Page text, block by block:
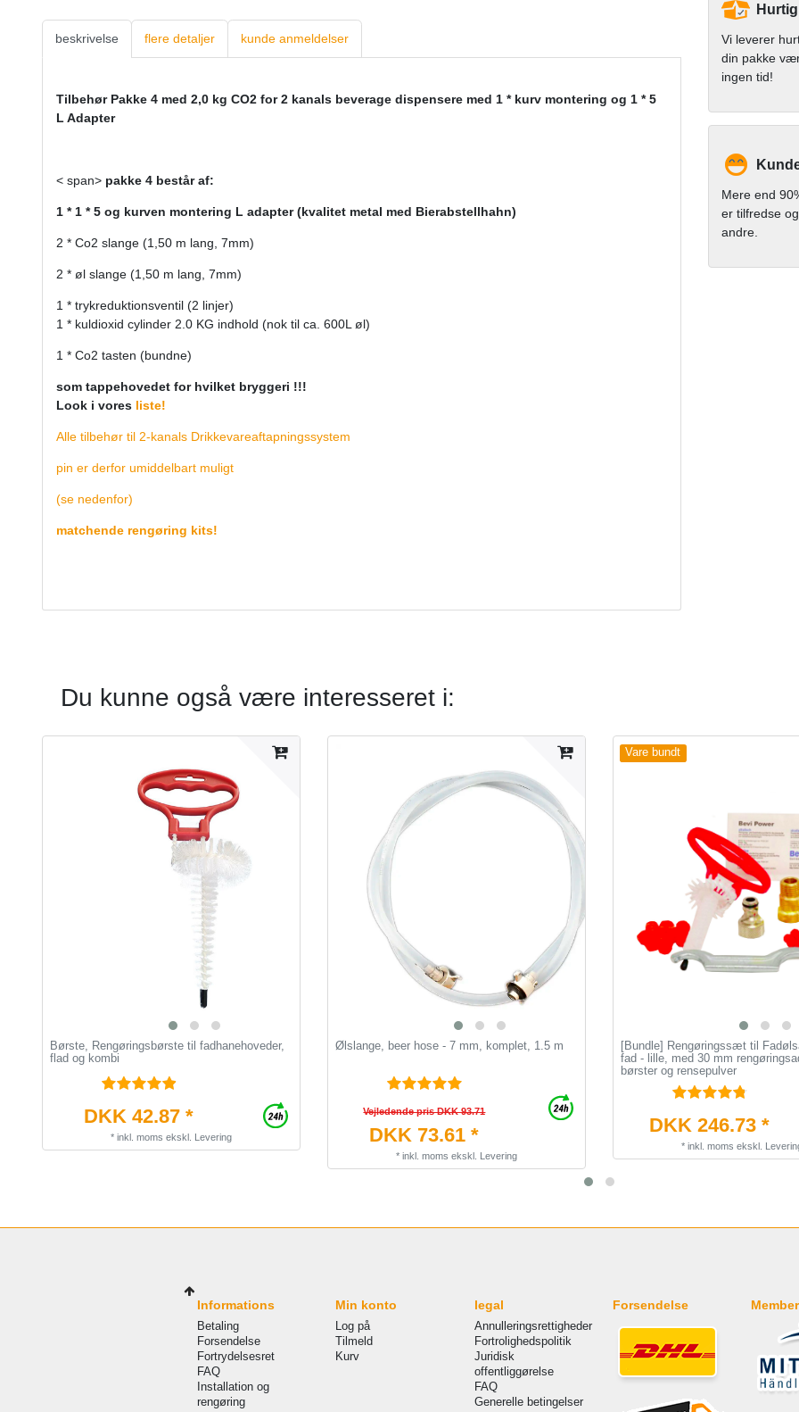
beskrivelse flere detaljer kunde anmeldelser
Tilbehør Pakke 4 med 2,0 kg CO2 for 2 kanals beverage dispensere med 1 * kurv montering og 1 * 5
L Adapter
< span> pakke 4 består af:
1 * 1 * 5 og kurven montering L adapter (kvalitet metal med Bierabstellhahn)
2 * Co2 slange (1,50 m lang, 7mm)
2 * øl slange (1,50 m lang, 7mm)
1 * trykreduktionsventil (2 linjer)
1 * kuldioxid cylinder 2.0 KG indhold (nok til ca. 600L øl)
1 * Co2 tasten (bundne)
som tappehovedet for hvilket bryggeri !!!
Look i vores liste!
Alle tilbehør til 2-kanals Drikkevareaftapningssystem
pin er derfor umiddelbart muligt
(se nedenfor)
matchende rengøring kits!
Vi leverer
din pakke
ingen tid!
Mere end
er tilfredse
andre.
Du kunne også være interesseret i:
Børste, Rengøringsbørste til fadhanehoveder,
flad og kombi
DKK 42.87 *
* inkl. moms ekskl. Levering
Ølslange, beer hose - 7 mm, komplet, 1.5 m
Vejledende pris DKK 93.71
DKK 73.61 *
* inkl. moms ekskl. Levering
Vare bundt
[Bundle] Rengøringssæt til
fad - lille, med 30 mm
børster og rensepulver
DKK 246.73 *
* inkl. moms ekskl.
Informations
Betaling
Forsendelse
Fortrydelsesret
FAQ
Installation og
rengøring
Min konto
Log på
Tilmeld
Kurv
legal
Annulleringsrettigheder
Fortrolighedspolitik
Juridisk
offentliggørelse
FAQ
Generelle betingelser
Forsendelse